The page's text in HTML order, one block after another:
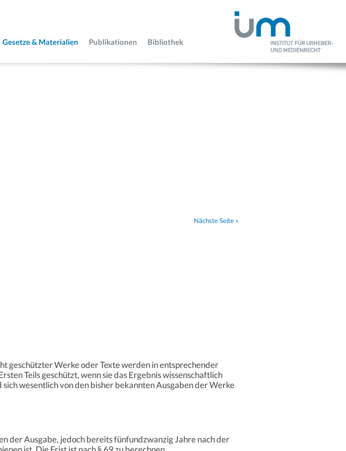
Gesetze & Materialien Publikationen Bibliothek
Nächste Seite »
geschützter Werke oder Texte werden in entsprechender
Teils geschützt, wenn sie das Ergebnis wissenschaftlich
wesentlich von den bisher bekannten Ausgaben der Werke
der Ausgabe, jedoch bereits fünfundzwanzig Jahre nach der